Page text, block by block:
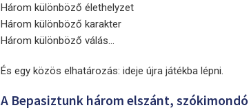
Három különböző élethelyzet
Három különböző karakter
Három különböző válás...
És egy közös elhatározás: ideje újra játékba lépni.
A Bepasiztunk három elszánt,